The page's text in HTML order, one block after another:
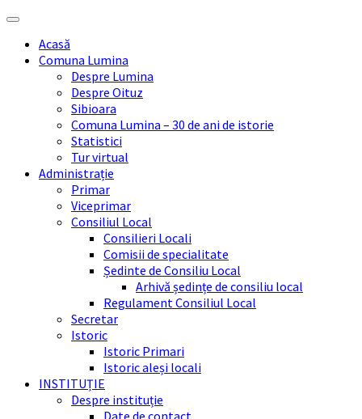
Skip
content
Skip
sidebar
Skip
right
sidebar
Skip
footerAcasă
Comuna Lumina
Despre Lumina
Despre Oituz
Sibioara
Comuna Lumina – 30 de ani de istorie
Statistici
Tur virtual
Administrație
Primar
Viceprimar
Consiliul Local
Consilieri Locali
Comisii de specialitate
Ședinte de Consiliu Local
Arhivă ședințe de consiliu local
Regulament Consiliul Local
Secretar
Istoric
Istoric Primari
Istoric aleși locali
INSTITUȚIE
Despre instituție
Date de contact